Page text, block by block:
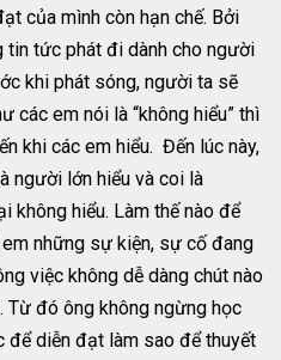
của mình còn hạn chế. Bởi
tin tức phát đi dành cho người
khi phát sóng, người ta sẽ
các em nói là “không hiểu” thì
khi các em hiểu. Đến lúc này,
người lớn hiểu và coi là
không hiểu. Làm thế nào để
những sự kiện, sự cố đang
việc không dễ dàng chút nào
Từ đó ông không ngừng học
để diễn đạt làm sao để thuyết